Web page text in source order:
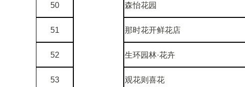
50 森怡花园
51 那时花开鲜花店
52 生环园林·花卉
53 观花则喜花